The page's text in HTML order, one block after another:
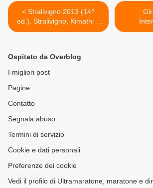
< Stralivigno 2013 (14^
ed.). Stralivigno, Kimathi e
Beresova vincono la
Ospitato da Overblog
I migliori post
Pagine
Contatto
Segnala abuso
Termini di servizio
Cookie e dati personali
Preferenze dei cookie
Vedi il profilo di Ultramaratone, maratone e